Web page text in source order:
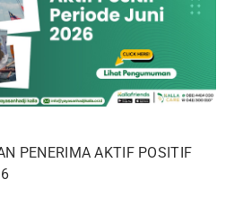
PENERIMA AKTIF POSITIF